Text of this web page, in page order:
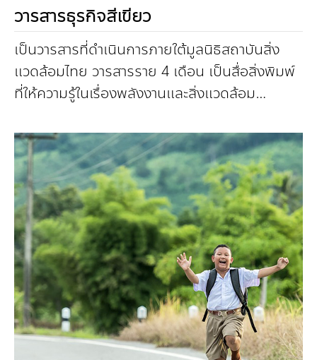
วารสารธุรกิจสีเขียว
เป็นวารสารที่ดำเนินการภายใต้มูลนิธิสถาบันสิ่ง
แวดล้อมไทย วารสารราย 4 เดือน เป็นสื่อสิ่งพิมพ์
ที่ให้ความรู้ในเรื่องพลังงานและสิ่งแวดล้อม